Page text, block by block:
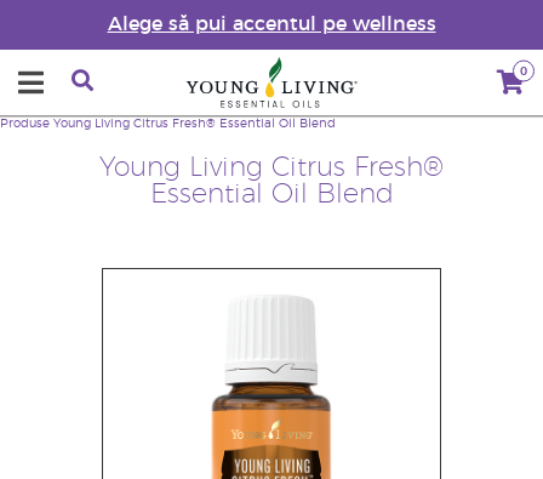
Alege să pui accentul pe wellness
0
Young Living Citrus Fresh®
Essential Oil Blend
Produse Young Living Citrus Fresh® Essential Oil Blend